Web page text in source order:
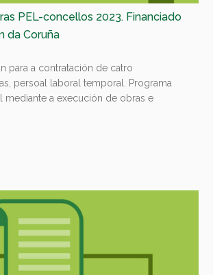
PEL-concellos 2023. Financiado
da Coruña
para a contratación de catro
persoal laboral temporal. Programa
mediante a execución de obras e